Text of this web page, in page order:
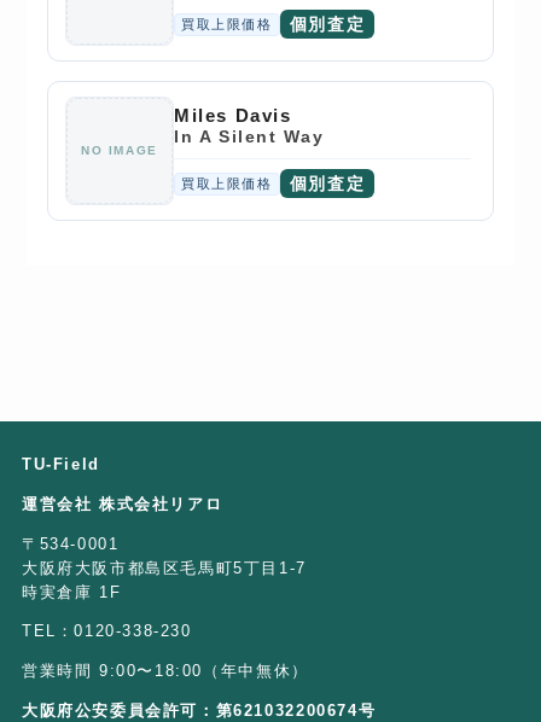
買取上限価格 個別査定
NO IMAGE
Miles Davis
In A Silent Way
買取上限価格 個別査定
TU-Field
運営会社 株式会社リアロ
〒534-0001
大阪府大阪市都島区毛馬町5丁目1-7
時実倉庫 1F
TEL：0120-338-230
営業時間 9:00〜18:00（年中無休）
大阪府公安委員会許可：第621032200674号